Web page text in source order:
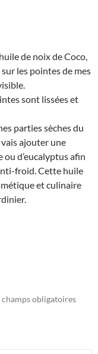
de noix de Coco,
les pointes de mes
sont lissées et
parties sèches du
ajouter une
ou d’eucalyptus afin
froid. Cette huile
et culinaire
champs obligatoires